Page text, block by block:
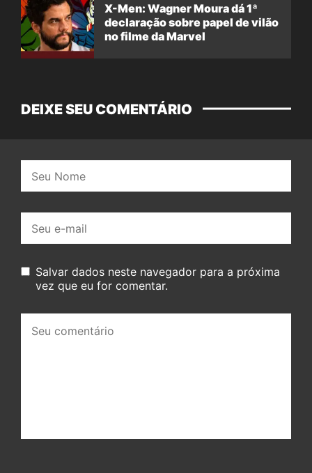
X-Men: Wagner Moura dá 1ª
declaração sobre papel de vilão
no filme da Marvel
DEIXE SEU COMENTÁRIO
mail:
Salvar dados neste navegador para a próxima
vez que eu for comentar.
comentário: